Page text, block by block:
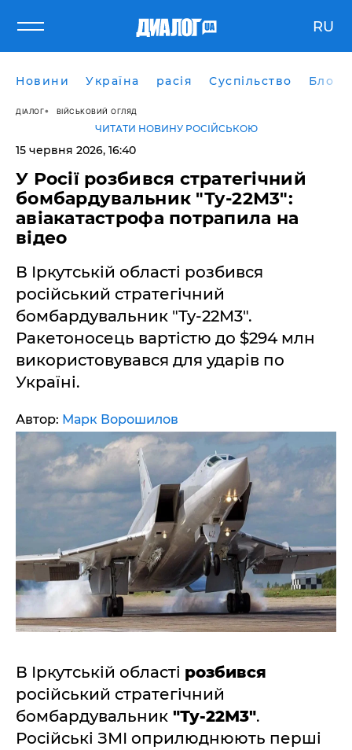
RU
Новини Україна расія Суспільство Блоги
ДІАЛОГ ВІЙСЬКОВИЙ ОГЛЯД
ЧИТАТИ НОВИНУ РОСІЙСЬКОЮ
15 червня 2026, 16:40
У Росії розбився стратегічний
бомбардувальник "Ту-22М3":
авіакатастрофа потрапила на
відео
В Іркутській області розбився
російський стратегічний
бомбардувальник "Ту-22М3".
Ракетоносець вартістю до $294 млн
використовувався для ударів по
Україні.
Автор: Марк Ворошилов
В Іркутській області розбився
російський стратегічний
бомбардувальник "Ту-22М3".
Російські ЗМІ оприлюднюють перші